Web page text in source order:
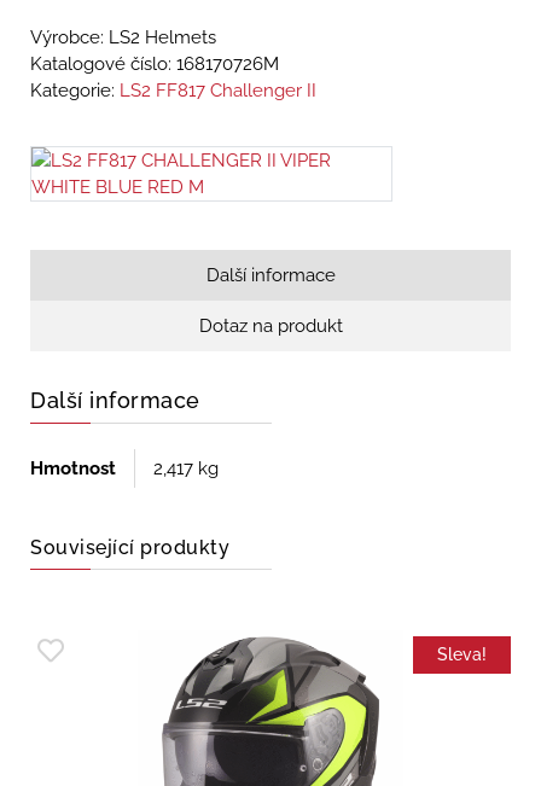
Výrobce: LS2 Helmets
Katalogové číslo: 168170726M
Kategorie: LS2 FF817 Challenger II
Další informace
Dotaz na produkt
Další informace
Hmotnost 2,417 kg
Související produkty
Sleva!